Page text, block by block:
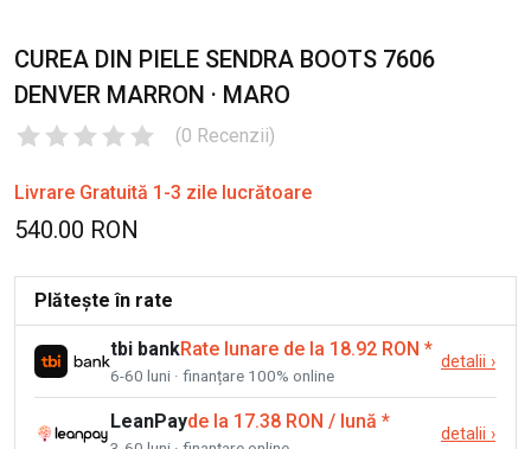
CUREA DIN PIELE SENDRA BOOTS 7606
DENVER MARRON · MARO
(0 Recenzii)
Livrare Gratuită 1-3 zile lucrătoare
540.00 RON
Plătește în rate
tbi bankRate lunare de la 18.92 RON *
6-60 luni · finanțare 100% online
detalii ›
LeanPayde la 17.38 RON / lună *
detalii ›